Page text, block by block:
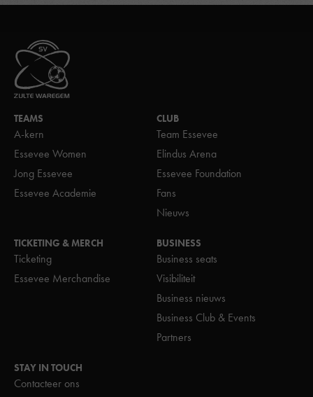
TEAMS
A-kern
Essevee Women
Jong Essevee
Essevee Academie
CLUB
Team Essevee
Elindus Arena
Essevee Foundation
Fans
Nieuws
TICKETING & MERCH
Ticketing
Essevee Merchandise
BUSINESS
Business seats
Visibiliteit
Business nieuws
Business Club & Events
Partners
STAY IN TOUCH
Contacteer ons